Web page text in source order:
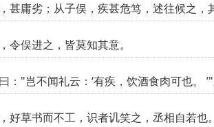
甚庸劣；从子俣，疾甚危笃，述往候之，
令俣进之，皆莫知其意。
："岂不闻礼云：‘有疾，饮酒食肉可也。
好草书而不工，识者讥笑之，丞相自若也。